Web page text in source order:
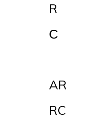
R
С
AR
RC